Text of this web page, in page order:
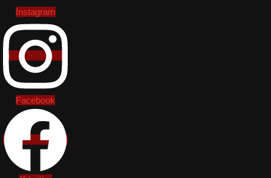
Instagram
Facebook